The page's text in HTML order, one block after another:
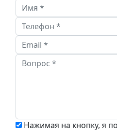
Нажимая на кнопку, я